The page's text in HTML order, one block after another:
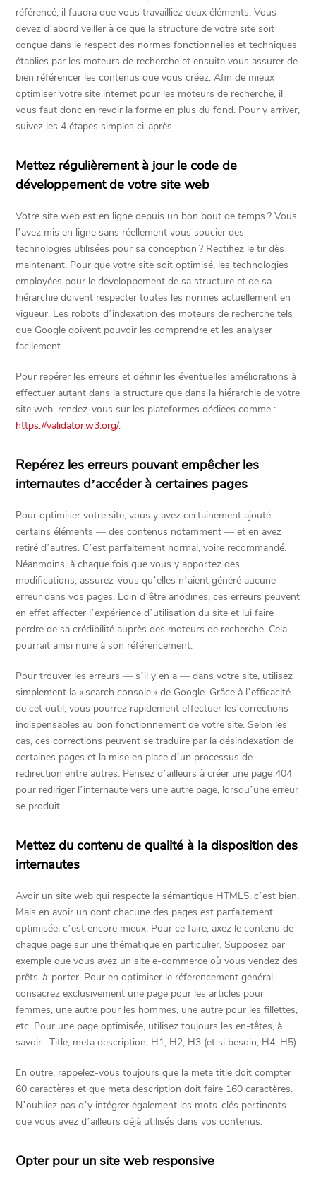
référencé, il faudra que vous travailliez deux éléments. Vous
devez d’abord veiller à ce que la structure de votre site soit
conçue dans le respect des normes fonctionnelles et techniques
établies par les moteurs de recherche et ensuite vous assurer de
bien référencer les contenus que vous créez. Afin de mieux
optimiser votre site internet pour les moteurs de recherche, il
vous faut donc en revoir la forme en plus du fond. Pour y arriver,
suivez les 4 étapes simples ci-après.
Mettez régulièrement à jour le code de
développement de votre site web
Votre site web est en ligne depuis un bon bout de temps ? Vous
l’avez mis en ligne sans réellement vous soucier des
technologies utilisées pour sa conception ? Rectifiez le tir dès
maintenant. Pour que votre site soit optimisé, les technologies
employées pour le développement de sa structure et de sa
hiérarchie doivent respecter toutes les normes actuellement en
vigueur. Les robots d’indexation des moteurs de recherche tels
que Google doivent pouvoir les comprendre et les analyser
facilement.
Pour repérer les erreurs et définir les éventuelles améliorations à
effectuer autant dans la structure que dans la hiérarchie de votre
site web, rendez-vous sur les plateformes dédiées comme :
https://validator.w3.org/.
Repérez les erreurs pouvant empêcher les
internautes d’accéder à certaines pages
Pour optimiser votre site, vous y avez certainement ajouté
certains éléments — des contenus notamment — et en avez
retiré d’autres. C’est parfaitement normal, voire recommandé.
Néanmoins, à chaque fois que vous y apportez des
modifications, assurez-vous qu’elles n’aient généré aucune
erreur dans vos pages. Loin d’être anodines, ces erreurs peuvent
en effet affecter l’expérience d’utilisation du site et lui faire
perdre de sa crédibilité auprès des moteurs de recherche. Cela
pourrait ainsi nuire à son référencement.
Pour trouver les erreurs — s’il y en a — dans votre site, utilisez
simplement la « search console » de Google. Grâce à l’efficacité
de cet outil, vous pourrez rapidement effectuer les corrections
indispensables au bon fonctionnement de votre site. Selon les
cas, ces corrections peuvent se traduire par la désindexation de
certaines pages et la mise en place d’un processus de
redirection entre autres. Pensez d’ailleurs à créer une page 404
pour rediriger l’internaute vers une autre page, lorsqu’une erreur
se produit.
Mettez du contenu de qualité à la disposition des
internautes
Avoir un site web qui respecte la sémantique HTML5, c’est bien.
Mais en avoir un dont chacune des pages est parfaitement
optimisée, c’est encore mieux. Pour ce faire, axez le contenu de
chaque page sur une thématique en particulier. Supposez par
exemple que vous avez un site e-commerce où vous vendez des
prêts-à-porter. Pour en optimiser le référencement général,
consacrez exclusivement une page pour les articles pour
femmes, une autre pour les hommes, une autre pour les fillettes,
etc. Pour une page optimisée, utilisez toujours les en-têtes, à
savoir : Title, meta description, H1, H2, H3 (et si besoin, H4, H5)
En outre, rappelez-vous toujours que la meta title doit compter
60 caractères et que meta description doit faire 160 caractères.
N’oubliez pas d’y intégrer également les mots-clés pertinents
que vous avez d’ailleurs déjà utilisés dans vos contenus.
Opter pour un site web responsive